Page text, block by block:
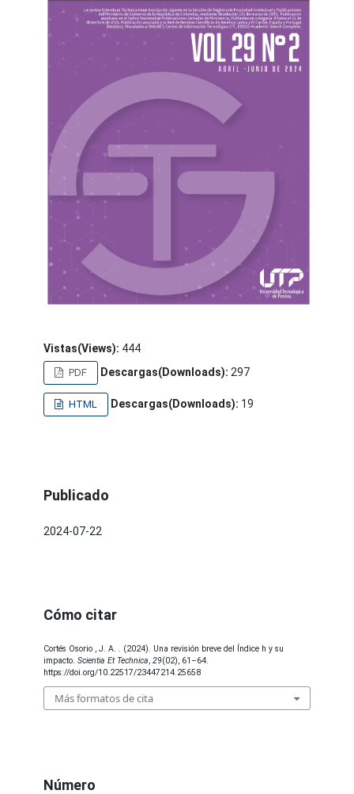
Vistas(Views): 444
PDF Descargas(Downloads): 297
HTML Descargas(Downloads): 19
Publicado
2024-07-22
Cómo citar
Cortés Osorio , J. A. . (2024). Una revisión breve del Índice h y su
impacto.Scientia Et Technica,29(02), 61–64.
https://doi.org/10.22517/23447214.25658
Más formatos de cita
Número